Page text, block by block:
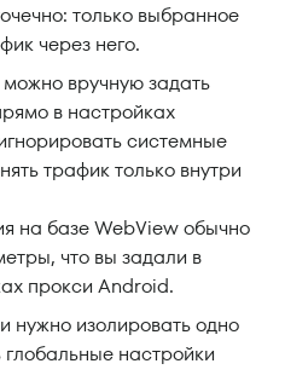
только выбранное
через него.
вручную задать
в настройках
системные
трафик только внутри
на базе WebView обычно
что вы задали в
прокси Android.
нужно изолировать одно
настройки